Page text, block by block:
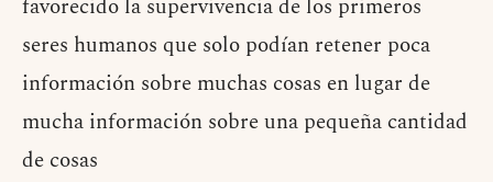
favorecido la supervivencia de los primeros
seres humanos que solo podían retener poca
información sobre muchas cosas en lugar de
mucha información sobre una pequeña cantidad
de cosas